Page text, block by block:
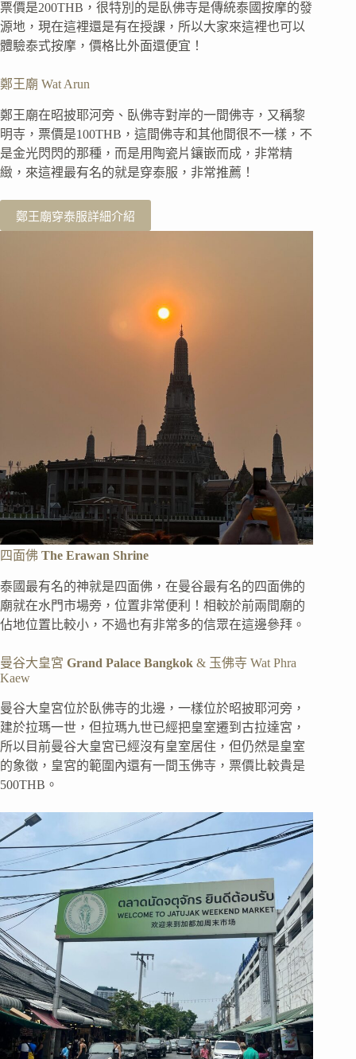
票價是200THB，很特別的是臥佛寺是傳統泰國按摩的發
源地，現在這裡還是有在授課，所以大家來這裡也可以
體驗泰式按摩，價格比外面還便宜！
鄭王廟 Wat Arun
鄭王廟在昭披耶河旁、臥佛寺對岸的一間佛寺，又稱黎
明寺，票價是100THB，這間佛寺和其他間很不一樣，不
是金光閃閃的那種，而是用陶瓷片鑲嵌而成，非常精
緻，來這裡最有名的就是穿泰服，非常推薦！
鄭王廟穿泰服詳細介紹
四面佛 The Erawan Shrine
泰國最有名的神就是四面佛，在曼谷最有名的四面佛的
廟就在水門市場旁，位置非常便利！相較於前兩間廟的
佔地位置比較小，不過也有非常多的信眾在這邊參拜。
曼谷大皇宮 Grand Palace Bangkok & 玉佛寺 Wat Phra
Kaew
曼谷大皇宮位於臥佛寺的北邊，一樣位於昭披耶河旁，
建於拉瑪一世，但拉瑪九世已經把皇室遷到古拉達宮，
所以目前曼谷大皇宮已經沒有皇室居住，但仍然是皇室
的象徵，皇宮的範圍內還有一間玉佛寺，票價比較貴是
500THB。